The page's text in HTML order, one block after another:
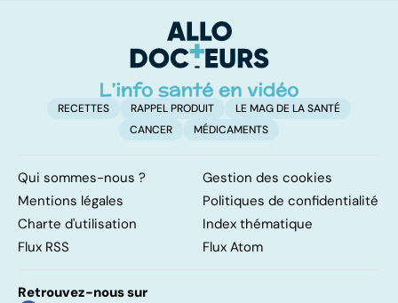
neurologique
RECETTES RAPPEL PRODUIT
LE MAG DE LA SANTÉ
CANCER
MÉDICAMENTS
Qui sommes-nous ?
Gestion des cookies
Mentions légales
Politiques de confidentialité
Charte d'utilisation
Index thématique
Flux RSS
Flux Atom
Retrouvez-nous sur